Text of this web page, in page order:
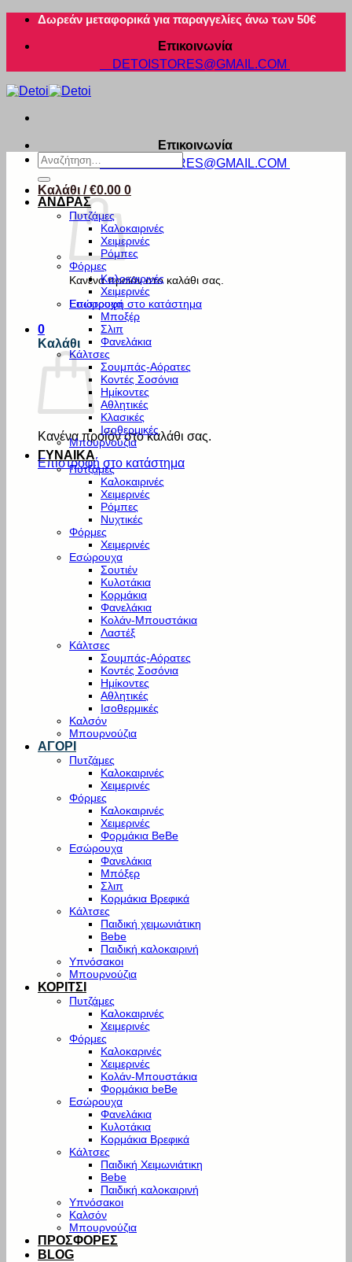
Μετάβαση
περιεχόμενο
Δωρεάν μεταφορικά για παραγγελίες άνω των 50€
Επικοινωνία
DETOISTORES@GMAIL.COM
Επικοινωνία
DETOISTORES@GMAIL.COM
Καλάθι /€0.00 0
Κανένα προϊόν στο καλάθι σας.
Επιστροφή στο κατάστημα
0
Καλάθι
Κανένα προϊόν στο καλάθι σας.
Επιστροφή στο κατάστημα
Αναζήτηση
για:
ΑΝΔΡΑΣ
Πυτζάμες
Καλοκαιρινές
Χειμερινές
Ρόμπες
Φόρμες
Καλοκαιρινές
Χειμερινές
Εσώρουχα
Μποξέρ
Σλιπ
Φανελάκια
Κάλτσες
Σουμπάς-Αόρατες
Κοντές Σοσόνια
Ημίκοντες
Αθλητικές
Κλασικές
Ισοθερμικές
Μπουρνούζια
ΓΥΝΑΙΚΑ
Πυτζάμες
Καλοκαιρινές
Χειμερινές
Ρόμπες
Νυχτικές
Φόρμες
Χειμερινές
Εσώρουχα
Σουτιέν
Κυλοτάκια
Κορμάκια
Φανελάκια
Κολάν-Μπουστάκια
Λαστέξ
Κάλτσες
Σουμπάς-Αόρατες
Κοντές Σοσόνια
Ημίκοντες
Αθλητικές
Ισοθερμικές
Καλσόν
Μπουρνούζια
ΑΓΟΡΙ
Πυτζάμες
Καλοκαιρινές
Χειμερινές
Φόρμες
Καλοκαιρινές
Χειμερινές
Φορμάκια BeBe
Εσώρουχα
Φανελάκια
Μπόξερ
Σλιπ
Κορμάκια Βρεφικά
Κάλτσες
Παιδική χειμωνιάτικη
Bebe
Παιδική καλοκαιρινή
Υπνόσακοι
Μπουρνούζια
ΚΟΡΙΤΣΙ
Πυτζάμες
Καλοκαιρινές
Χειμερινές
Φόρμες
Καλοκαρινές
Χειμερινές
Κολάν-Μπουστάκια
Φορμάκια beBe
Εσώρουχα
Φανελάκια
Κυλοτάκια
Κορμάκια Βρεφικά
Κάλτσες
Παιδική Χειμωνιάτικη
Bebe
Παιδική καλοκαιρινή
Υπνόσακοι
Καλσόν
Μπουρνούζια
ΠΡΟΣΦΟΡΕΣ
BLOG